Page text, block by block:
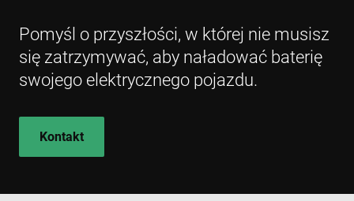
Pomyśl o przyszłości, w której nie musisz
się zatrzymywać, aby naładować baterię
swojego elektrycznego pojazdu.
Kontakt